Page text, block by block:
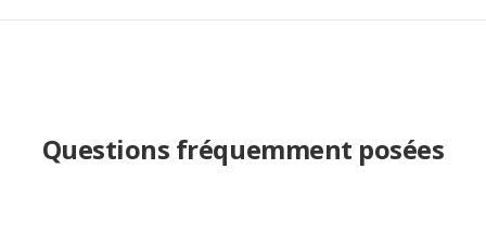
Questions fréquemment posées